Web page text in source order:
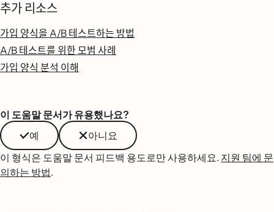
추가 리소스
가입 양식을 A/B 테스트하는 방법
A/B 테스트를 위한 모범 사례
가입 양식 분석 이해
이 도움말 문서가 유용했나요?
예
아니요
이 형식은 도움말 문서 피드백 용도로만 사용하세요. 지원 팀에 문
의하는 방법.